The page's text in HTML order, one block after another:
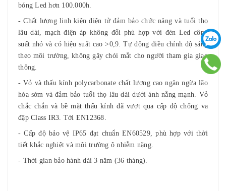
bóng Led hơn 100.000h.
- Chất lượng linh kiện điện tử đảm bảo chức năng và tuổi thọ
lâu dài, mạch điện áp không đổi phù hợp với đèn Led công
suất nhỏ và có hiệu suất cao >0,9. Tự động điều chỉnh độ sáng
theo môi trường, không gây chói mắt cho người tham gia giao
thông.
- Vỏ và thấu kính polycarbonate chất lượng cao ngăn ngừa lão
hóa sớm và đảm bảo tuổi thọ lâu dài dưới ánh nắng mạnh. Vỏ
chắc chắn và bề mặt thấu kính đã vượt qua cấp độ chống va
đập Class IR3. Tới EN12368.
- Cấp độ bảo vệ IP65 đạt chuẩn EN60529, phù hợp với thời
tiết khắc nghiệt và môi trường ô nhiễm nặng.
- Thời gian bảo hành dài 3 năm (36 tháng).